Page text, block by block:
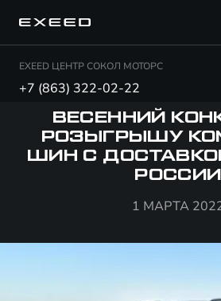
EXEED ЦЕНТР СОКОЛ МОТОРС
+7 (863) 322-02-22
ВЕСЕННИЙ
РОЗЫГРЫШУ
ШИН С
РОССИИ
1 МАРТА